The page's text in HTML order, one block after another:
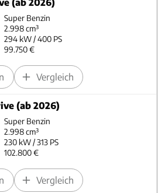
Super Benzin
2.998 cm³
294 kW / 400 PS
99.750 €
Vergleich
(ab 2026)
Super Benzin
2.998 cm³
230 kW / 313 PS
102.800 €
Vergleich